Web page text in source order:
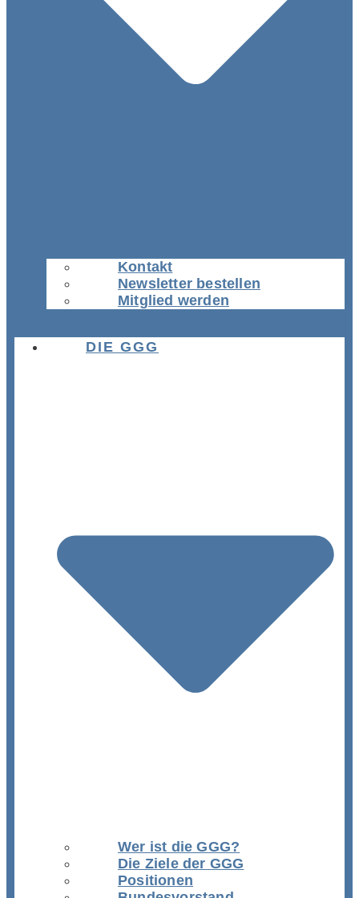
Kontakt
Newsletter bestellen
Mitglied werden
DIE GGG
Wer ist die GGG?
Die Ziele der GGG
Positionen